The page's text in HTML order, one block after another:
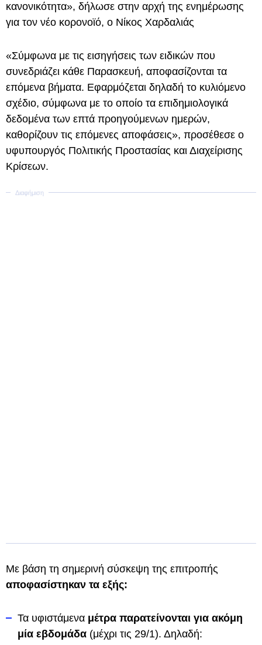
κανονικότητα», δήλωσε στην αρχή της ενημέρωσης
για τον νέο κορονοϊό, ο Νίκος Χαρδαλιάς
«Σύμφωνα με τις εισηγήσεις των ειδικών που
συνεδριάζει κάθε Παρασκευή, αποφασίζονται τα
επόμενα βήματα. Εφαρμόζεται δηλαδή το κυλιόμενο
σχέδιο, σύμφωνα με το οποίο τα επιδημιολογικά
δεδομένα των επτά προηγούμενων ημερών,
καθορίζουν τις επόμενες αποφάσεις», προσέθεσε ο
υφυπουργός Πολιτικής Προστασίας και Διαχείρισης
Κρίσεων.
Με βάση τη σημερινή σύσκεψη της επιτροπής
αποφασίστηκαν τα εξής:
Τα υφιστάμενα μέτρα παρατείνονται για ακόμη
μία εβδομάδα (μέχρι τις 29/1). Δηλαδή: